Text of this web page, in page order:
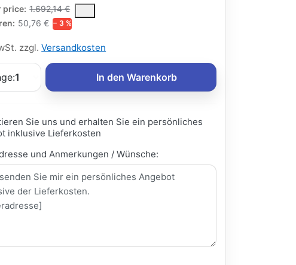
price: 1.692,14 €
Price is the median selling price paid by customers for a product,
50,76 € − 3 %
zzgl.Versandkosten
1 In den Warenkorb
Sie uns und erhalten Sie ein persönliches
inklusive Lieferkosten
und Anmerkungen / Wünsche: